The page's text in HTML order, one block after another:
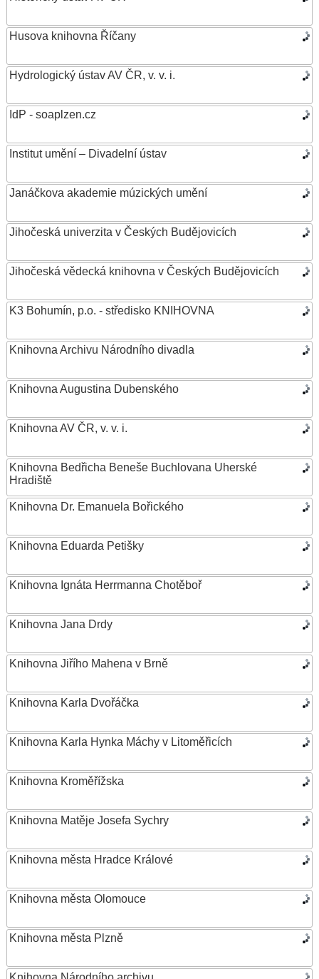
Husova knihovna Říčany
Hydrologický ústav AV ČR, v. v. i.
IdP - soaplzen.cz
Institut umění – Divadelní ústav
Janáčkova akademie múzických umění
Jihočeská univerzita v Českých Budějovicích
Jihočeská vědecká knihovna v Českých Budějovicích
K3 Bohumín, p.o. - středisko KNIHOVNA
Knihovna Archivu Národního divadla
Knihovna Augustina Dubenského
Knihovna AV ČR, v. v. i.
Knihovna Bedřicha Beneše Buchlovana Uherské
Hradiště
Knihovna Dr. Emanuela Bořického
Knihovna Eduarda Petišky
Knihovna Ignáta Herrmanna Chotěboř
Knihovna Jana Drdy
Knihovna Jiřího Mahena v Brně
Knihovna Karla Dvořáčka
Knihovna Karla Hynka Máchy v Litoměřicích
Knihovna Kroměřížska
Knihovna Matěje Josefa Sychry
Knihovna města Hradce Králové
Knihovna města Olomouce
Knihovna města Plzně